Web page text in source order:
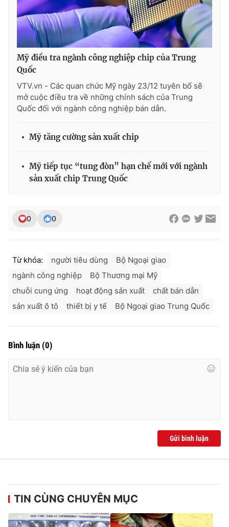
THỜI BÁO VTV
Theo dõi báo trên
Cơ quan báo chí:Thời báo VTV
cấp ngày 29/12/2023
Tổng Biên tập:Vũ Thanh Thủy
Tổng đài VTV: 024.38 355 931 - 024.38 355 932
Liên hệ quảng cáo: 024-7300.7108
Mỹ điều tra ngành công nghiệp chip của Trung
Quốc
VTV.vn - Các quan chức Mỹ ngày 23/12 tuyên bố sẽ
mở cuộc điều tra về những chính sách của Trung
Quốc đối với ngành công nghiệp bán dẫn.
Mỹ tăng cường sản xuất chip
Mỹ tiếp tục “tung đòn” hạn chế mới với ngành
sản xuất chip Trung Quốc
0 0
Từ khóa: người tiêu dùng
Bộ Ngoại giao
ngành công nghiệp
Bộ Thương mại Mỹ
chuỗi cung ứng
hoạt động sản xuất
chất bán dẫn
sản xuất ô tô
thiết bị y tế Bộ Ngoại giao Trung Quốc
Bình luận (0)
Gửi bình luận
TIN CÙNG CHUYÊN MỤC